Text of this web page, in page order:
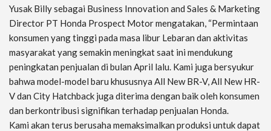
Yusak Billy sebagai Business Innovation and Sales & Marketing
Director PT Honda Prospect Motor mengatakan, “Permintaan
konsumen yang tinggi pada masa libur Lebaran dan aktivitas
masyarakat yang semakin meningkat saat ini mendukung
peningkatan penjualan di bulan April lalu. Kami juga bersyukur
bahwa model-model baru khususnya All New BR-V, All New HR-
V dan City Hatchback juga diterima dengan baik oleh konsumen
dan berkontribusi signifikan terhadap penjualan Honda.
Kami akan terus berusaha memaksimalkan produksi untuk dapat